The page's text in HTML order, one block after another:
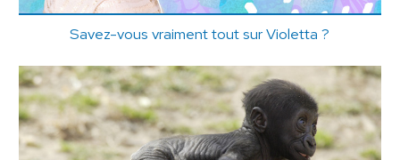
Savez-vous vraiment tout sur Violetta ?